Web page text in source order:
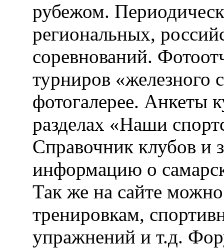
рубежом.
региональных,
соревнований.
турниров «железного
фотогалерее. Анкеты
разделах «Наши
Справочник клубов и
информацию о
Так же на сайте
тренировкам,
упражнений и т.д.